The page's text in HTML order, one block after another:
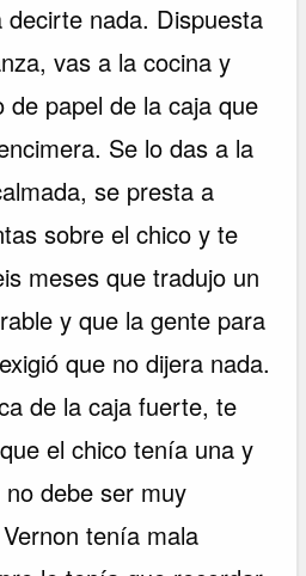
nada. Dispuesta
vas a la cocina y
de papel de la caja que
Se lo das a la
se presta a
sobre el chico y te
meses que tradujo un
y que la gente para
que no dijera nada.
de la caja fuerte, te
el chico tenía una y
debe ser muy
tenía mala